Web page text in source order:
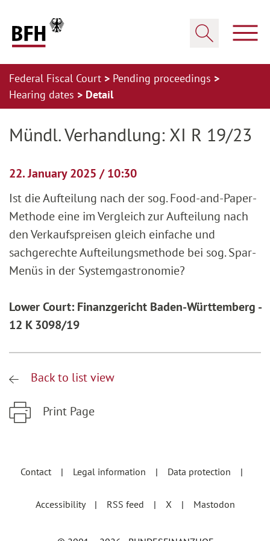
Federal Fiscal Court
Pending proceedings
Hearing dates
Detail
Mündl. Verhandlung: XI R 19/23
22. January 2025 / 10:30
Ist die Aufteilung nach der sog. Food-and-Paper-
Methode eine im Vergleich zur Aufteilung nach
den Verkaufspreisen gleich einfache und
sachgerechte Aufteilungsmethode bei sog. Spar-
Menüs in der Systemgastronomie?
Lower Court: Finanzgericht Baden-Württemberg -
12 K 3098/19
Back to list view
Print Page
Contact
Legal information Data protection
Accessibility RSS feed X Mastodon